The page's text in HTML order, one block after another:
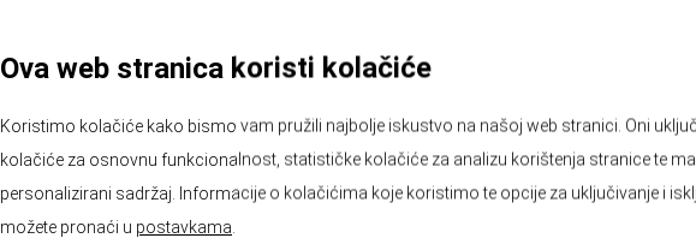
Ova web stranica koristi kolačiće
Koristimo kolačiće kako bismo vam pružili najbolje iskustvo na našoj web stranici. Oni
kolačiće za osnovnu funkcionalnost, statističke kolačiće za analizu korištenja stranice te
personalizirani sadržaj. Informacije o kolačićima koje koristimo te opcije za uključivanje i
možete pronaći u postavkama